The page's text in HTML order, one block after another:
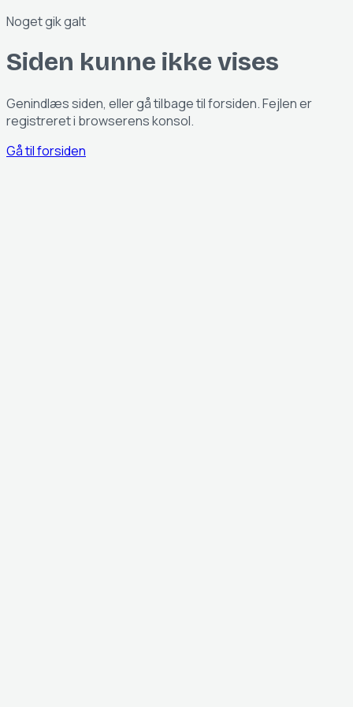
Noget gik galt
Siden kunne ikke vises
Genindlæs siden, eller gå tilbage til forsiden. Fejlen er
registreret i browserens konsol.
Gå til forsiden